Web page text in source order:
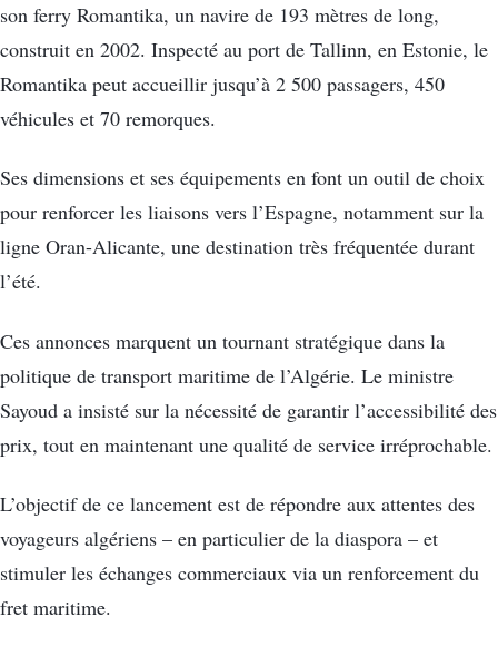
son ferry Romantika, un navire de 193 mètres de long,
construit en 2002. Inspecté au port de Tallinn, en Estonie, le
Romantika peut accueillir jusqu’à 2 500 passagers, 450
véhicules et 70 remorques.
Ses dimensions et ses équipements en font un outil de choix
pour renforcer les liaisons vers l’Espagne, notamment sur la
ligne Oran-Alicante, une destination très fréquentée durant
l’été.
Ces annonces marquent un tournant stratégique dans la
politique de transport maritime de l’Algérie. Le ministre
Sayoud a insisté sur la nécessité de garantir l’accessibilité des
prix, tout en maintenant une qualité de service irréprochable.
L’objectif de ce lancement est de répondre aux attentes des
voyageurs algériens – en particulier de la diaspora – et
stimuler les échanges commerciaux via un renforcement du
fret maritime.